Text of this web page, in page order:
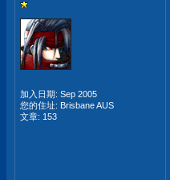
加入日期: Sep 2005
您的住址: Brisbane AUS
文章: 153